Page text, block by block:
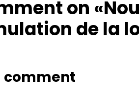
on
de la
comment